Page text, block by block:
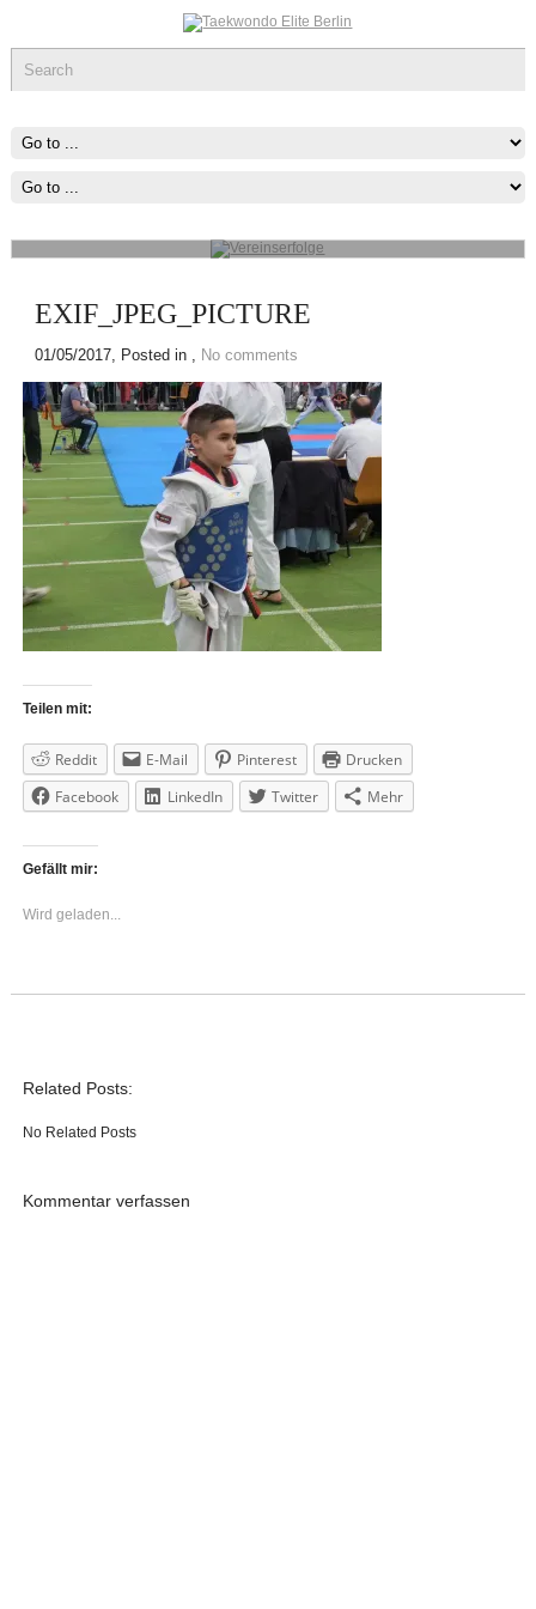
Vereinserfolge
wovon du träumst ,Fang Damit An!
EXIF_JPEG_PICTURE
01/05/2017, Posted in , No comments
Teilen mit:
Reddit E-Mail Pinterest
Drucken
Facebook
LinkedIn Twitter Mehr
Gefällt mir:
Wird geladen...
Related Posts:
No Related Posts
Kommentar verfassen